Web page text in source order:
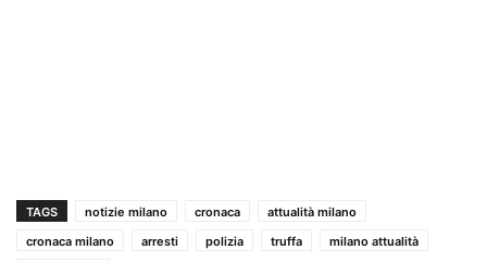
TAGS notizie milano cronaca
attualità milano
cronaca milano
arresti polizia truffa
milano attualità